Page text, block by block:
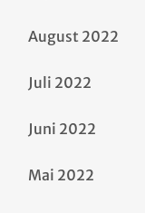
August 2022
Juli 2022
Juni 2022
Mai 2022